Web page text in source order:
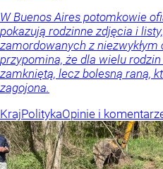
W Buenos Aires potomkowie
pokazują rodzinne zdjęcia i
zamordowanych z
przypomina, że dla wielu
zamkniętą, lecz bolesną raną,
zagojona.
KrajPolitykaOpinie i